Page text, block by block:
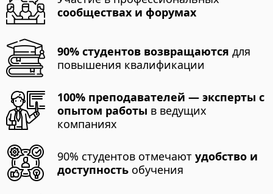
сообществах и форумах
90% студентов возвращаются для
повышения квалификации
100% преподавателей — эксперты с
опытом работы в ведущих
компаниях
90% студентов отмечаютудобство и
доступность обучения